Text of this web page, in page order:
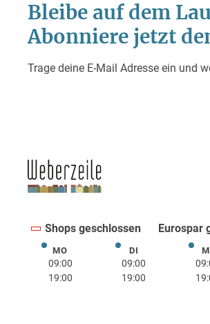
Shops geschlossen Eurospar
MOMontag
09:00
19:00
DIDienstag
09:00
19:00